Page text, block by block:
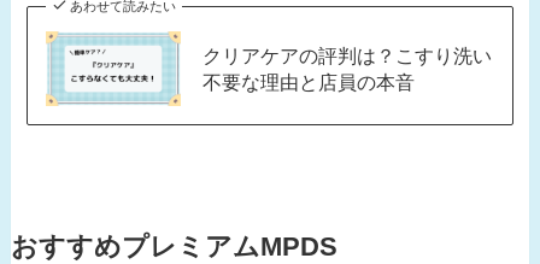
あわせて読みたい
クリアケアの評判は？こすり洗い
不要な理由と店員の本音
おすすめプレミアムMPDS